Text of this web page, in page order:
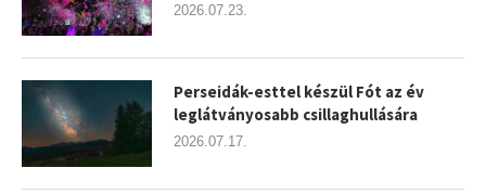
2026.07.23.
Perseidák-esttel készül Fót az év
leglátványosabb csillaghullására
2026.07.17.